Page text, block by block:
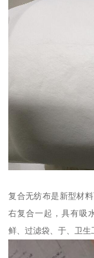
复合无纺布是新型材
右复合一起，具有吸
鲜、过滤袋、于、卫生